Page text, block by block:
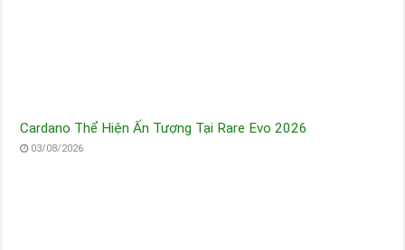
Cardano Thể Hiện Ấn Tượng Tại Rare Evo 2026
03/08/2026